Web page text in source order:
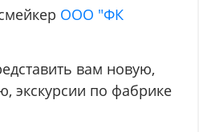
ООО "ФК
вам новую,
экскурсии по фабрике